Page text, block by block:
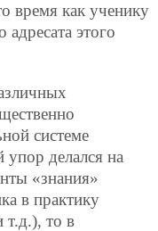
время как ученику
этого
системе
делался на
«знания»
в практику
т.д.), то в